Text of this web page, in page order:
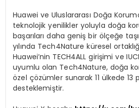
Huawei ve Uluslararası Doğa
teknolojik yenilikler yoluyla doğa
başarıları daha geniş bir ölçeğe
yılında Tech4Nature küresel
Huawei’nin TECH4ALL girişimi ve
uyumlu olan Tech4Nature, doğa
özel çözümler sunarak 11 ülkede 13
desteklemiştir.